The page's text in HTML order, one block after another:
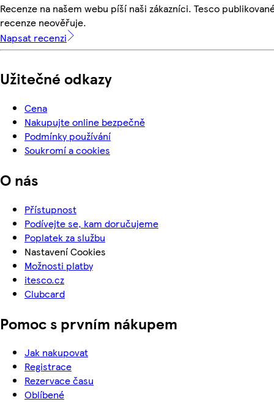
Recenze na našem webu píší naši zákazníci. Tesco
recenze neověřuje.
Napsat recenzi
Užitečné odkazy
Cena
Nakupujte online bezpečně
Podmínky používání
Soukromí a cookies
O nás
Přístupnost
Podívejte se, kam doručujeme
Poplatek za službu
Nastavení Cookies
Možnosti platby
itesco.cz
Clubcard
Pomoc s prvním nákupem
Jak nakupovat
Registrace
Rezervace času
Oblíbené